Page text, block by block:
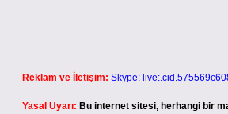
Reklam ve İletişim: Skype:
Yasal Uyarı: Bu internet sitesi, herhangi bir